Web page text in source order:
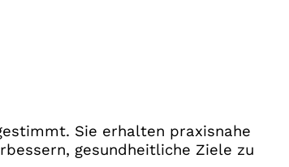
Sie erhalten praxisnahe
gesundheitliche Ziele zu